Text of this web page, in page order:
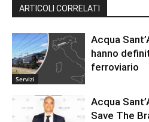
ARTICOLI CORRELATI
Servizi
Acqua
hanno
ferroviario
Acqua
Save The